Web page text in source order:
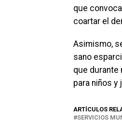
que
coartar el
Asimismo,
sano
que durante
para niños y
ARTÍCULOS
SERVICIOS